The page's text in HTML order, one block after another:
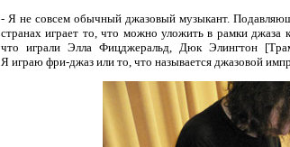
- Я не совсем обычный джазовый музыкант.
странах играет то, что можно уложить в рамки джаза
что играли Элла Фицджеральд, Дюк Элингтон
Я играю фри-джаз или то, что называется джазовой